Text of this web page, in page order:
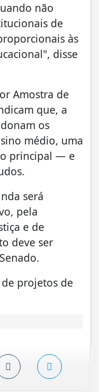
não
de
às
disse
Amostra de
que, a
os
médio, uma
principal — e
será
pela
e de
deve ser
projetos de